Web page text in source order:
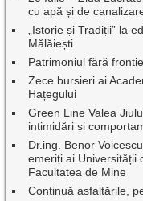
cu apă și de
„Istorie și Tradiții” la
Mălăiești
Patrimoniul fără
Zece bursieri ai
Hațegului
Green Line Valea
intimidări și
Dr.ing. Benor
emeriți ai Universității
Facultatea de Mine
Continuă asfaltările,